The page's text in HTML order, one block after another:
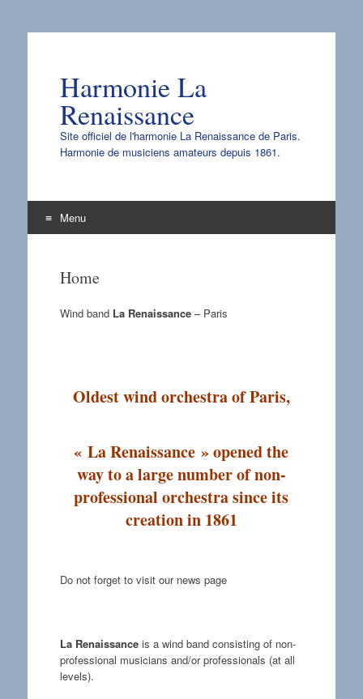
Harmonie La
Renaissance
Site officiel de l'harmonie La Renaissance de Paris.
Harmonie de musiciens amateurs depuis 1861.
Menu
contenuHome
Wind band La Renaissance– Paris
Oldest wind orchestra of Paris,
« La Renaissance » opened the
way to a large number of non-
professional orchestra since its
creation in 1861
Do not forget to visit our news page
La Renaissanceis a wind band consisting of non-
professional musicians and/or professionals (at all
levels).